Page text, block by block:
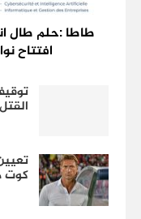
طاطا :حلم طال
افتتاح
كوت